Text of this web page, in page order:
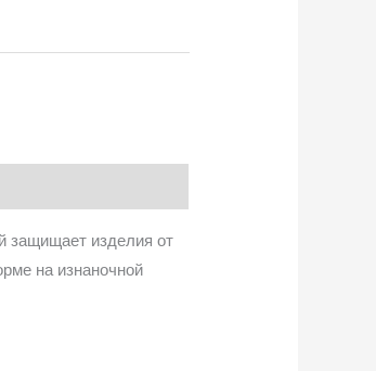
защищает изделия от
на изнаночной